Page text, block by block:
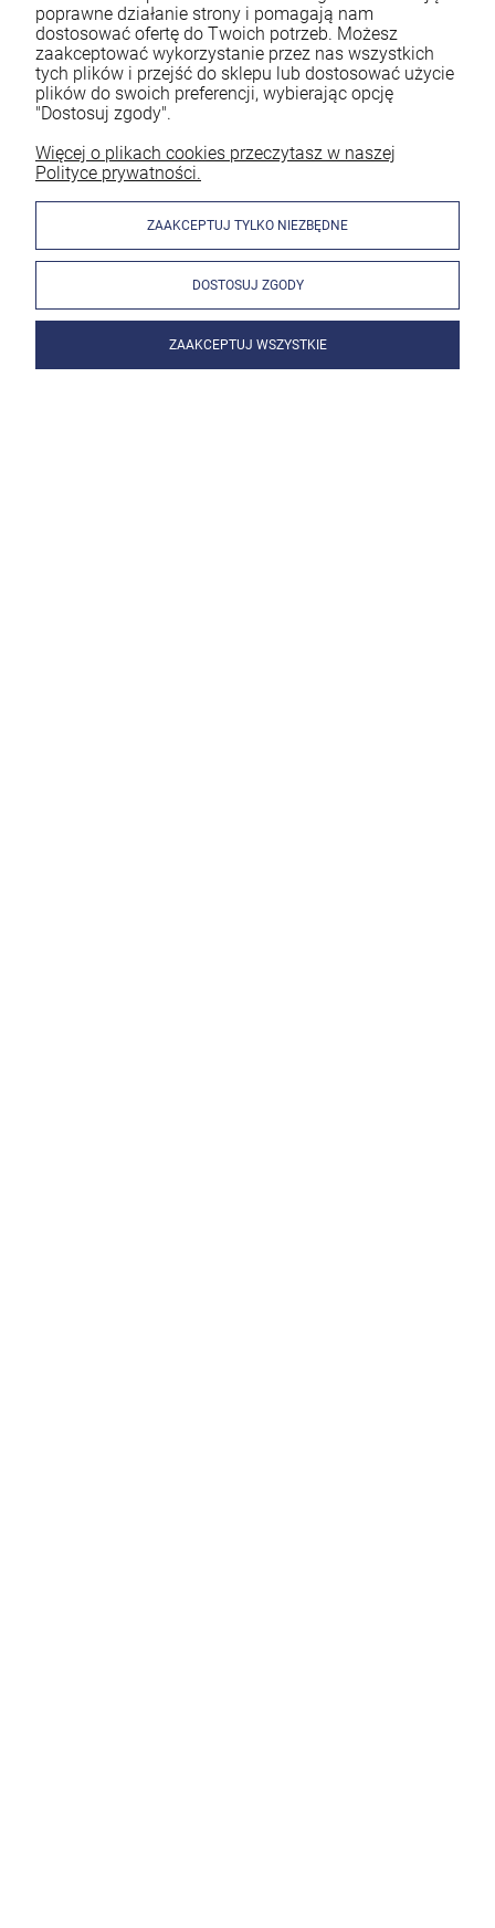
poprawne działanie strony i pomagają nam
dostosować ofertę do Twoich potrzeb. Możesz
zaakceptować wykorzystanie przez nas wszystkich
tych plików i przejść do sklepu lub dostosować użycie
plików do swoich preferencji, wybierając opcję
"Dostosuj zgody".
Więcej o plikach cookies przeczytasz w naszej
Polityce prywatności.
ZAAKCEPTUJ TYLKO NIEZBĘDNE
DOSTOSUJ ZGODY
ZAAKCEPTUJ WSZYSTKIE